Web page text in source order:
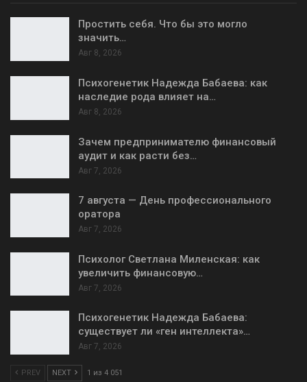
Простить себя. Что бы это могло
значить…
Авг 8, 2026
Психогенетик Надежда Бабаева: как
наследие рода влияет на…
Авг 8, 2026
Зачем предпринимателю финансовый
аудит и как расти без…
Авг 7, 2026
7 августа — День профессионального
оратора
Авг 7, 2026
Психолог Светлана Миленская: как
увеличить финансовую…
Авг 7, 2026
Психогенетик Надежда Бабаева:
существует ли «ген интеллекта»…
Авг 7, 2026
PREV NEXT 1 из 4 051